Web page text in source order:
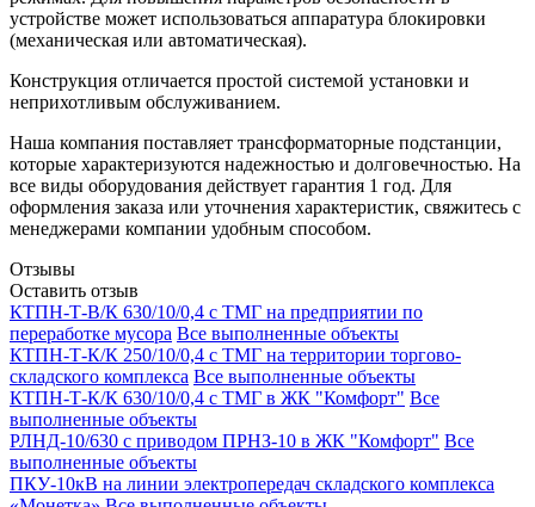
устройстве может использоваться аппаратура блокировки
(механическая или автоматическая).
Конструкция отличается простой системой установки и
неприхотливым обслуживанием.
Наша компания поставляет трансформаторные подстанции,
которые характеризуются надежностью и долговечностью. На
все виды оборудования действует гарантия 1 год. Для
оформления заказа или уточнения характеристик, свяжитесь с
менеджерами компании удобным способом.
Отзывы
Оставить отзыв
КТПН-Т-В/К 630/10/0,4 с ТМГ на предприятии по
переработке мусора Все выполненные объекты
КТПН-Т-К/К 250/10/0,4 с ТМГ на территории торгово-
складского комплекса Все выполненные объекты
КТПН-Т-К/К 630/10/0,4 с ТМГ в ЖК "Комфорт" Все
выполненные объекты
РЛНД-10/630 с приводом ПРНЗ-10 в ЖК "Комфорт" Все
выполненные объекты
ПКУ-10кВ на линии электропередач складского комплекса